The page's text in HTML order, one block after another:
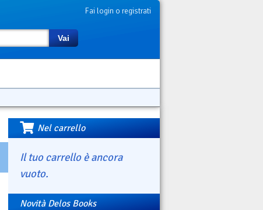
Fai login o registrati
Vai
Nel carrello
Il tuo carrello è ancora
vuoto.
Novità Delos Books